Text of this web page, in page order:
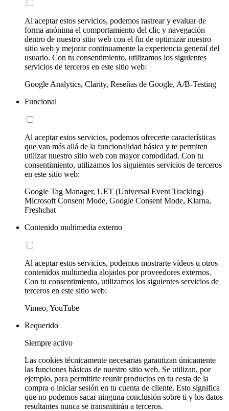
Al aceptar estos servicios, podemos rastrear y evaluar de
forma anónima el comportamiento del clic y navegación
dentro de nuestro sitio web con el fin de optimizar nuestro
sitio web y mejorar continuamente la experiencia general del
usuario. Con tu consentimiento, utilizamos los siguientes
servicios de terceros en este sitio web:
Google Analytics, Clarity, Reseñas de Google, A/B-Testing
Funcional
Al aceptar estos servicios, podemos ofrecerte características
que van más allá de la funcionalidad básica y te permiten
utilizar nuestro sitio web con mayor comodidad. Con tu
consentimiento, utilizamos los siguientes servicios de terceros
en este sitio web:
Google Tag Manager, UET (Universal Event Tracking)
Microsoft Consent Mode, Google Consent Mode, Klarna,
Freshchat
Contenido multimedia externo
Al aceptar estos servicios, podemos mostrarte vídeos u otros
contenidos multimedia alojados por proveedores externos.
Con tu consentimiento, utilizamos los siguientes servicios de
terceros en este sitio web:
Vimeo, YouTube
Requerido
Siempre activo
Las cookies técnicamente necesarias garantizan únicamente
las funciones básicas de nuestro sitio web. Se utilizan, por
ejemplo, para permitirte reunir productos en tu cesta de la
compra o iniciar sesión en tu cuenta de cliente. Esto significa
que no podemos sacar ninguna conclusión sobre ti y los datos
resultantes nunca se transmitirán a terceros.